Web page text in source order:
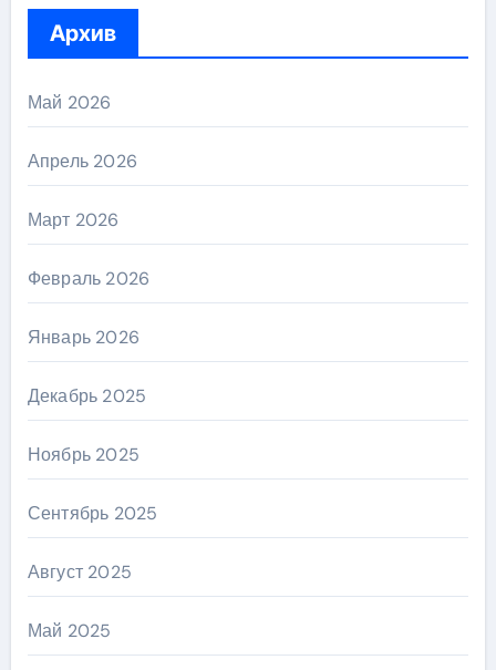
Архив
Май 2026
Апрель 2026
Март 2026
Февраль 2026
Январь 2026
Декабрь 2025
Ноябрь 2025
Сентябрь 2025
Август 2025
Май 2025